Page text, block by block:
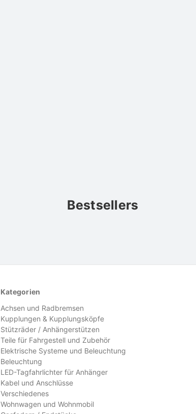
Bestsellers
Kategorien
Achsen und Radbremsen
Kupplungen & Kupplungsköpfe
Stützräder / Anhängerstützen
Teile für Fahrgestell und Zubehör
Elektrische Systeme und Beleuchtung
Beleuchtung
LED-Tagfahrlichter für Anhänger
Kabel und Anschlüsse
Verschiedenes
Wohnwagen und Wohnmobil